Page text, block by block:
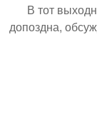
В тот
допоздна,